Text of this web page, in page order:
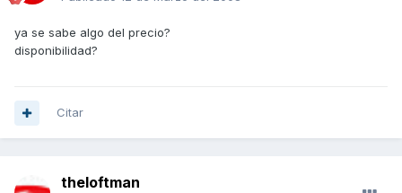
ya se sabe algo del precio?
disponibilidad?
Citar
theloftman